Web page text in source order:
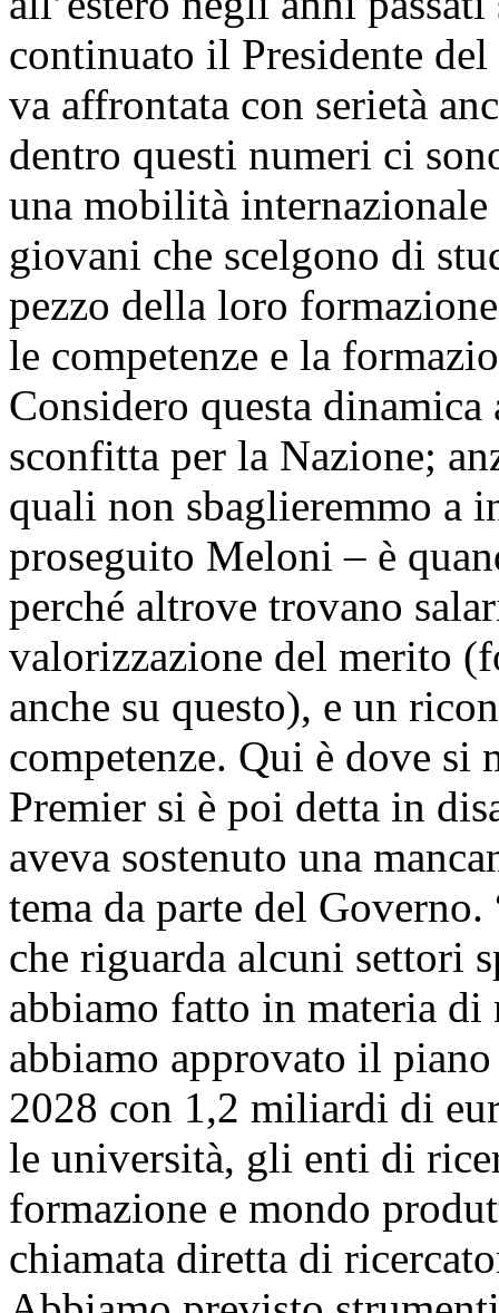
continuato il Presidente
va affrontata con serietà
dentro questi numeri ci
una mobilità
giovani che scelgono di
pezzo della loro
le competenze e la
Considero questa
sconfitta per la Nazione;
quali non sbaglieremmo a
proseguito Meloni – è
perché altrove trovano
valorizzazione del merito
anche su questo), e un
competenze. Qui è dove
Premier si è poi detta in
aveva sostenuto una
tema da parte del
che riguarda alcuni settori
abbiamo fatto in materia di
abbiamo approvato il
2028 con 1,2 miliardi di
le università, gli enti di
formazione e mondo
chiamata diretta di